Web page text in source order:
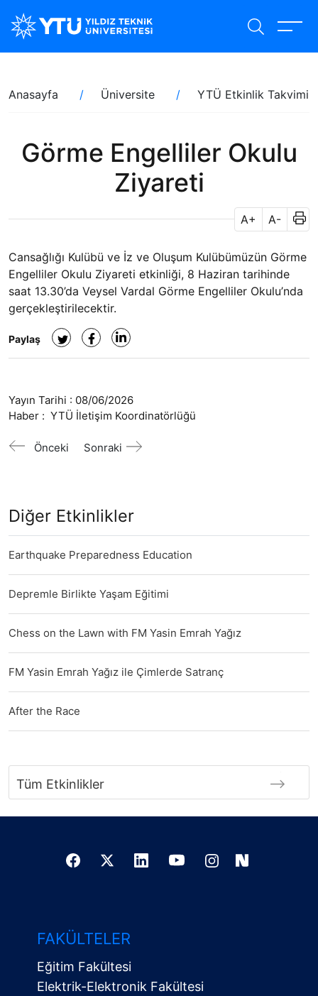
içeriğe
Sayfa
yolu
Anasayfa Üniversite YTÜ Etkinlik Takvimi
Görme Engelliler Okulu
Ziyareti
A+ A-
Cansağlığı Kulübü ve İz ve Oluşum Kulübümüzün Görme
Engelliler Okulu Ziyareti etkinliği, 8 Haziran tarihinde
saat 13.30’da Veysel Vardal Görme Engelliler Okulu’nda
gerçekleştirilecektir.
Paylaş
Yayın Tarihi : 08/06/2026
Haber : YTÜ İletişim Koordinatörlüğü
Önceki Sonraki
Diğer Etkinlikler
Earthquake Preparedness Education
Depremle Birlikte Yaşam Eğitimi
Chess on the Lawn with FM Yasin Emrah Yağız
FM Yasin Emrah Yağız ile Çimlerde Satranç
After the Race
Tüm Etkinlikler
FAKÜLTELER
Eğitim Fakültesi
Elektrik-Elektronik Fakültesi